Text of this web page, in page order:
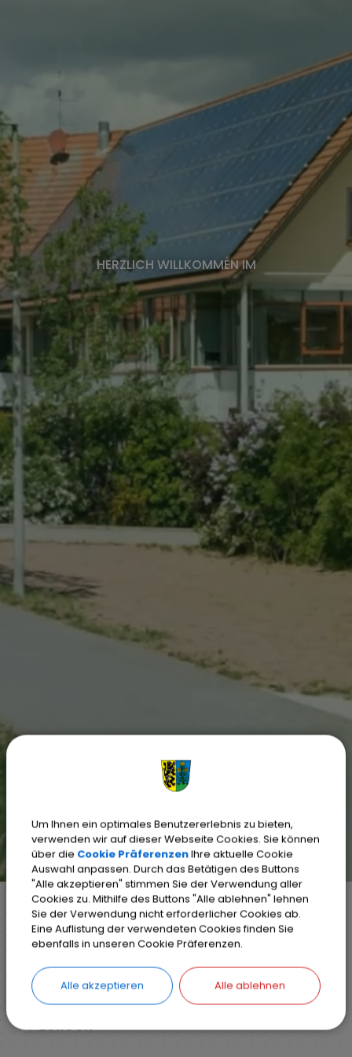
HERZLICH WILLKOMMEN IM
Markt Weisendorf Bürgerinfo
Rathaus
Ihr Anliegen
Detail
ZURÜCK
Um Ihnen ein optimales Benutzererlebnis zu bieten,
verwenden wir auf dieser Webseite Cookies. Sie können
über die Cookie PräferenzenIhre aktuelle Cookie
Auswahl anpassen. Durch das Betätigen des Buttons
"Alle akzeptieren" stimmen Sie der Verwendung aller
Cookies zu. Mithilfe des Buttons "Alle ablehnen" lehnen
Sie der Verwendung nicht erforderlicher Cookies ab.
Eine Auflistung der verwendeten Cookies finden Sie
ebenfalls in unseren Cookie Präferenzen.
Alle akzeptieren Alle ablehnen